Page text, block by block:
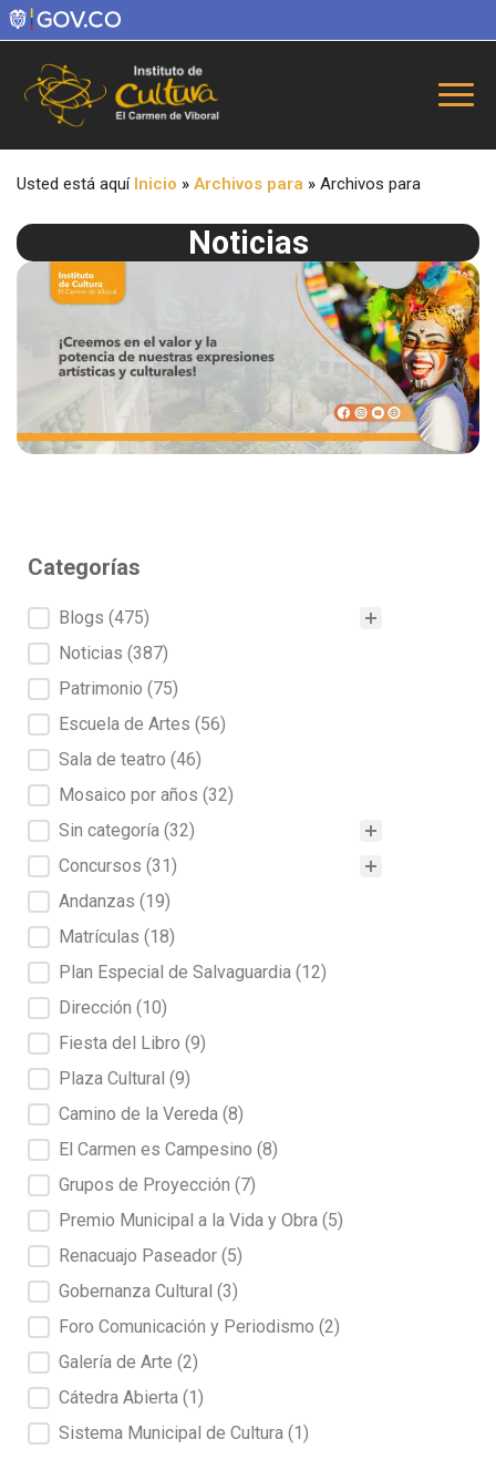
Usted está aquí Inicio » Archivos para » Archivos para
Noticias
Categorías
Categorías
Blogs (475)
Noticias (387)
Patrimonio (75)
Escuela de Artes (56)
Sala de teatro (46)
Mosaico por años (32)
Sin categoría (32)
Concursos (31)
Andanzas (19)
Matrículas (18)
Plan Especial de Salvaguardia (12)
Dirección (10)
Fiesta del Libro (9)
Plaza Cultural (9)
Camino de la Vereda (8)
El Carmen es Campesino (8)
Grupos de Proyección (7)
Premio Municipal a la Vida y Obra (5)
Renacuajo Paseador (5)
Gobernanza Cultural (3)
Foro Comunicación y Periodismo (2)
Galería de Arte (2)
Cátedra Abierta (1)
Sistema Municipal de Cultura (1)